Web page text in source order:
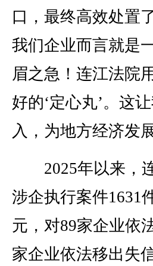
口，最终高效处置
我们企业而言就是
眉之急！连江法院
好的‘定心丸’。这
入，为地方经济发
2025年以来，连
涉企执行案件1631
元，对89家企业依
家企业依法移出失